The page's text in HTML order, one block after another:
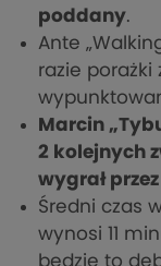
poddany.
Ante
razie porażki
Marcin
2 kolejnych
wygrał
Średni czas
wynosi 11
będzie to